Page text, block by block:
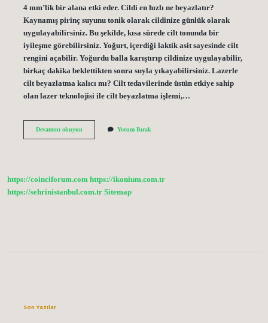
4 mm’lik bir alana etki eder. Cildi en hızlı ne beyazlatır?
Kaynamış pirinç suyunu tonik olarak cildinize günlük olarak
uygulayabilirsiniz. Bu şekilde, kısa sürede cilt tonunda bir
iyileşme görebilirsiniz. Yoğurt, içerdiği laktik asit sayesinde cilt
rengini açabilir. Yoğurdu balla karıştırıp cildinize uygulayabilir,
birkaç dakika beklettikten sonra suyla yıkayabilirsiniz. Lazerle
cilt beyazlatma kalıcı mı? Cilt tedavilerinde üstün etkiye sahip
olan lazer teknolojisi ile cilt beyazlatma işlemi,…
Devamını okuyunCilt
Yorum Bırak
https://coinciforum.com https://ikonium.com.tr
https://sehrinistanbul.com.tr Sitemap
Son Yazılar